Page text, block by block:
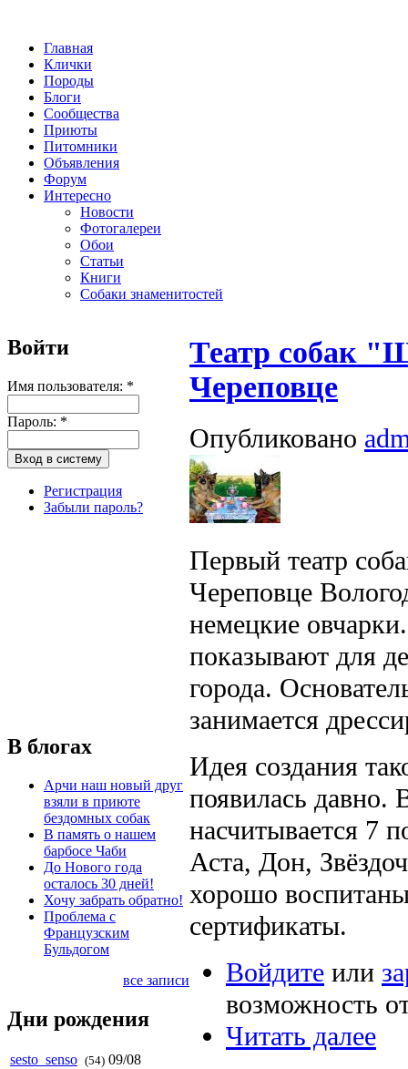
Главная
Клички
Породы
Блоги
Сообщества
Приюты
Питомники
Объявления
Форум
Интересно
Новости
Фотогалереи
Обои
Статьи
Книги
Собаки знаменитостей
Войти
Имя пользователя: *
Пароль: *
Регистрация
Забыли пароль?
В блогах
Арчи наш новый друг
взяли в приюте
бездомных собак
В память о нашем
барбосе Чаби
До Нового года
осталось 30 дней!
Хочу забрать обратно!
Проблема с
Французским
Бульдогом
все записи
Дни рождения
sesto_senso (54) 09/08
Театр собак
Череповце
Опубликовано
Первый театр
Череповце
немецкие
показывают для
города.
занимается
Идея создания
появилась давно.
насчитывается 7
Аста, Дон,
хорошо
сертификаты.
Войдите или
возможность
Читать далее